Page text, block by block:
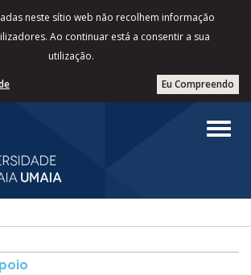
neste sítio web não recolhem informação
Ao continuar está a consentir a sua
utilização.
Eu Compreendo